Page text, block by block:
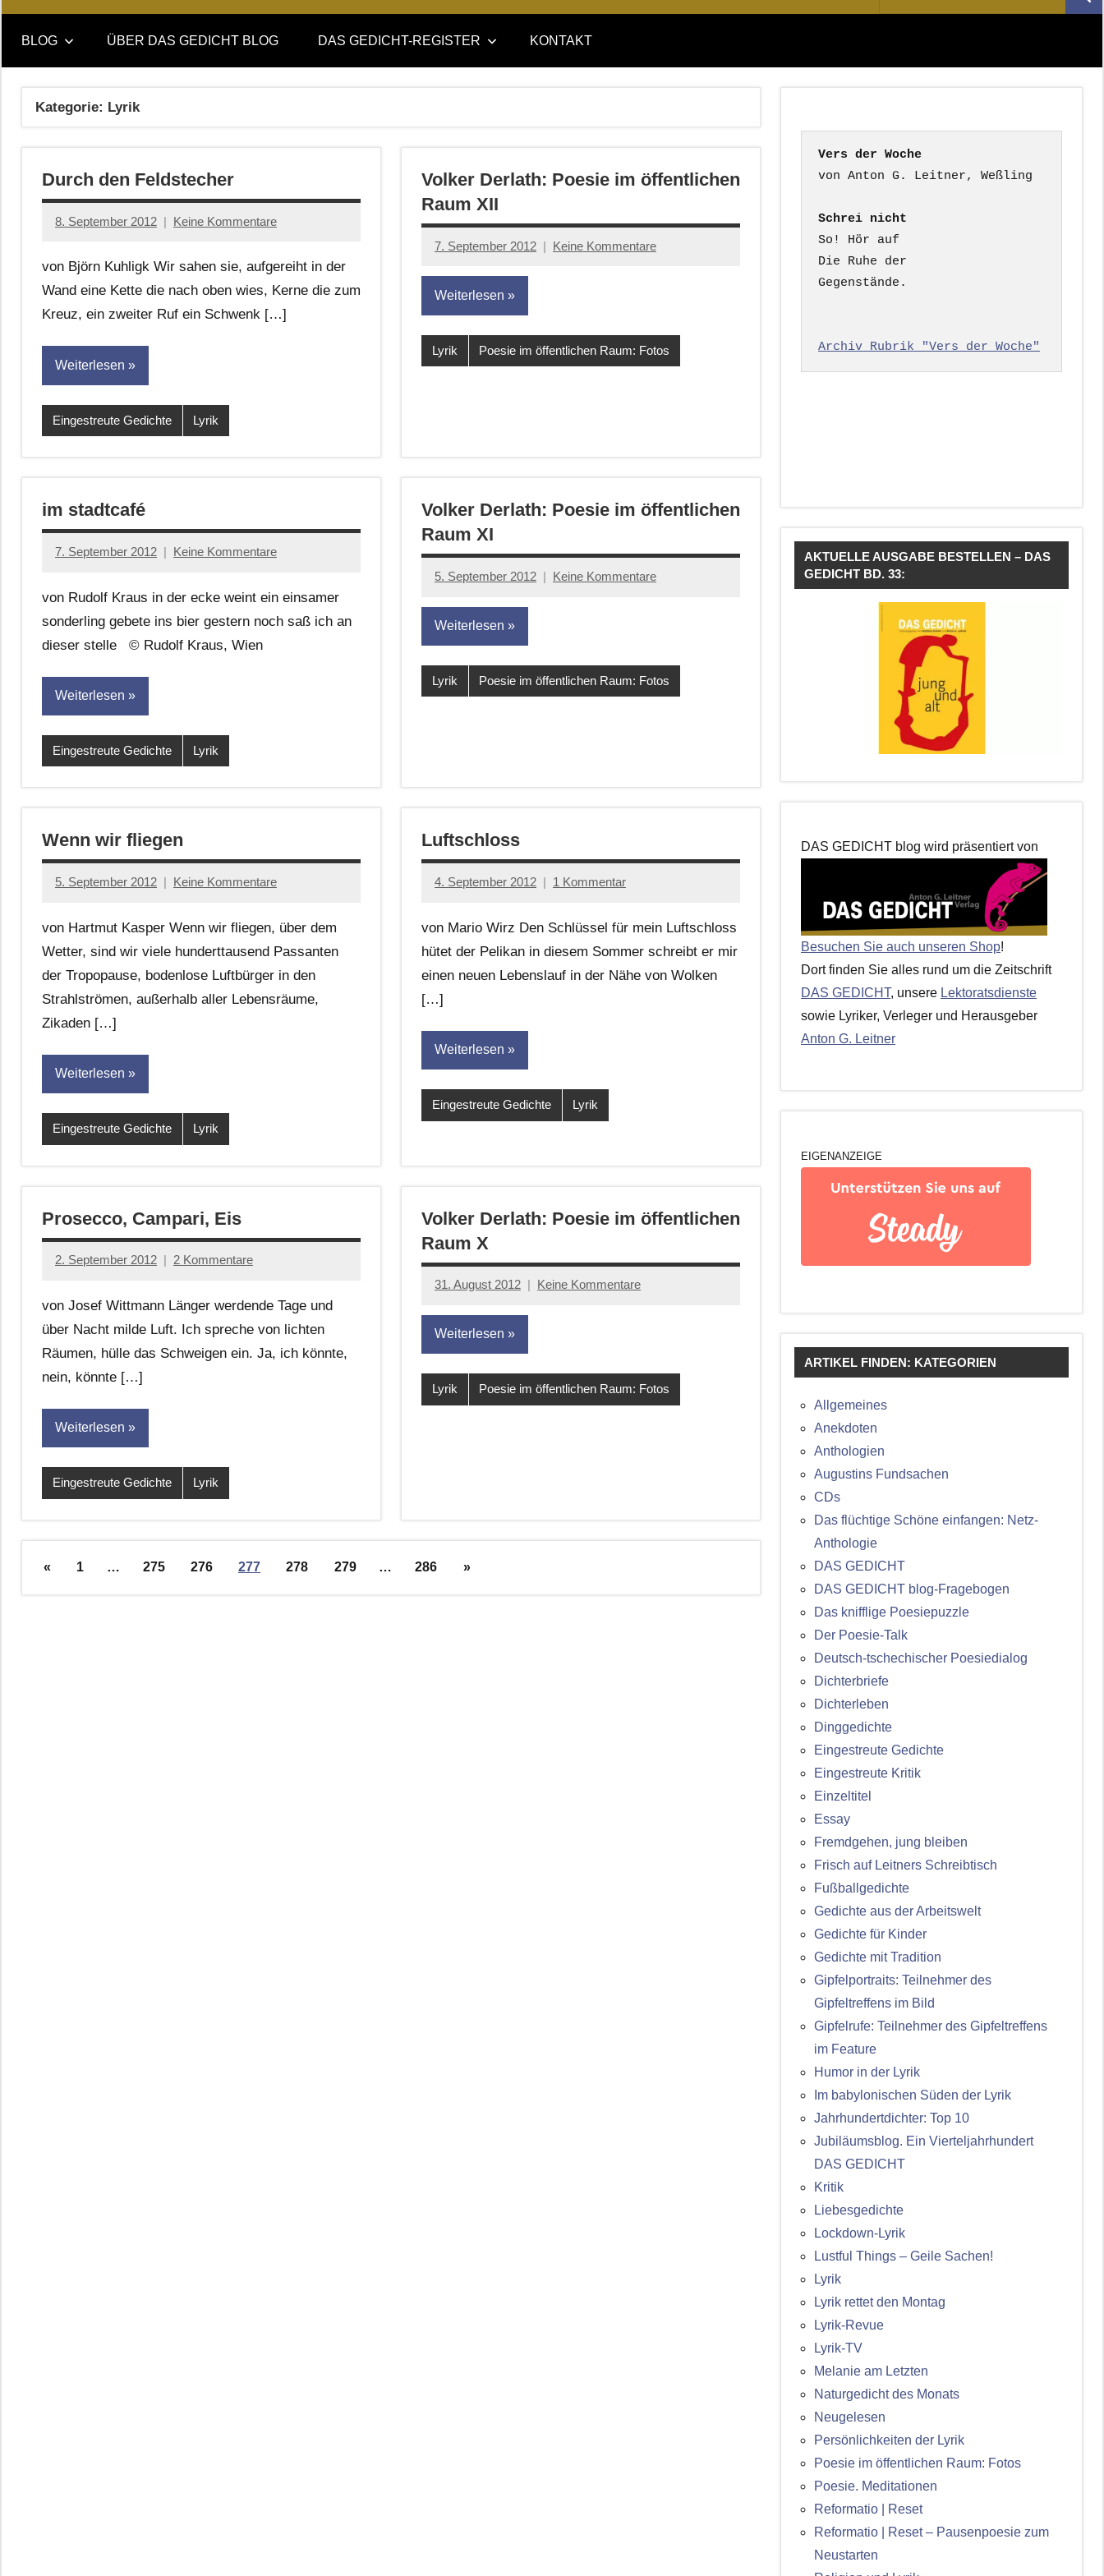
DAS
GEDICHT
blog
DAS
GEDICHT.
Zeitschrift
nach:
BLOG ÜBER DAS GEDICHT BLOG DAS GEDICHT-REGISTER KONTAKT
Kategorie: Lyrik
Durch den Feldstecher
8. September 2012
Anton
Leitner
Keine Kommentare
von Björn Kuhligk Wir sahen sie, aufgereiht in der
Wand eine Kette die nach oben wies, Kerne die zum
Kreuz, ein zweiter Ruf ein Schwenk […]
Weiterlesen
Eingestreute Gedichte Lyrik
Volker Derlath: Poesie im öffentlichen
Raum XII
7. September 2012
Anton
G.
Leitner
Keine Kommentare
Weiterlesen
Lyrik Poesie im öffentlichen Raum: Fotos
im stadtcafé
7. September 2012
Anton
Leitner
Keine Kommentare
von Rudolf Kraus in der ecke weint ein einsamer
sonderling gebete ins bier gestern noch saß ich an
dieser stelle © Rudolf Kraus, Wien
Weiterlesen
Eingestreute Gedichte Lyrik
Volker Derlath: Poesie im öffentlichen
Raum XI
5. September 2012
Anton
G.
Leitner
Keine Kommentare
Weiterlesen
Lyrik Poesie im öffentlichen Raum: Fotos
Wenn wir fliegen
5. September 2012
Anton
Leitner
Keine Kommentare
von Hartmut Kasper Wenn wir fliegen, über dem
Wetter, sind wir viele hunderttausend Passanten
der Tropopause, bodenlose Luftbürger in den
Strahlströmen, außerhalb aller Lebensräume,
Zikaden […]
Weiterlesen
Eingestreute Gedichte Lyrik
Luftschloss
4. September 2012
Anton
Leitner
1 Kommentar
von Mario Wirz Den Schlüssel für mein Luftschloss
hütet der Pelikan in diesem Sommer schreibt er mir
einen neuen Lebenslauf in der Nähe von Wolken
[…]
Weiterlesen
Eingestreute Gedichte Lyrik
Prosecco, Campari, Eis
2. September 2012
Anton
Leitner
2 Kommentare
von Josef Wittmann Länger werdende Tage und
über Nacht milde Luft. Ich spreche von lichten
Räumen, hülle das Schweigen ein. Ja, ich könnte,
nein, könnte […]
Weiterlesen
Eingestreute Gedichte Lyrik
Volker Derlath: Poesie im öffentlichen
Raum X
31. August 2012
Anton
G.
Leitner
Keine Kommentare
Weiterlesen
Lyrik Poesie im öffentlichen Raum: Fotos
Seitennummerierung
Beiträge
«Vorherige
1 … 275 276 277 278 279 … 286
Nächste
»
Vers der Woche
Schrei nicht
So! Hör auf
Die Ruhe der
Gegenstände.
Archiv Rubrik "Vers der Woche"
AKTUELLE AUSGABE BESTELLEN – DAS
GEDICHT BD. 33:
DAS GEDICHT blog wird präsentiert von
Besuchen Sie auch unseren Shop!
Dort finden Sie alles rund um die Zeitschrift
DAS GEDICHT, unsere Lektoratsdienste
sowie Lyriker, Verleger und Herausgeber
Anton G. Leitner
EIGENANZEIGE
ARTIKEL FINDEN: KATEGORIEN
Allgemeines
Anekdoten
Anthologien
Augustins Fundsachen
CDs
Das flüchtige Schöne einfangen: Netz-
Anthologie
DAS GEDICHT
DAS GEDICHT blog-Fragebogen
Das knifflige Poesiepuzzle
Der Poesie-Talk
Deutsch-tschechischer Poesiedialog
Dichterbriefe
Dichterleben
Dinggedichte
Eingestreute Gedichte
Eingestreute Kritik
Einzeltitel
Essay
Fremdgehen, jung bleiben
Frisch auf Leitners Schreibtisch
Fußballgedichte
Gedichte aus der Arbeitswelt
Gedichte für Kinder
Gedichte mit Tradition
Gipfelportraits: Teilnehmer des
Gipfeltreffens im Bild
Gipfelrufe: Teilnehmer des Gipfeltreffens
im Feature
Humor in der Lyrik
Im babylonischen Süden der Lyrik
Jahrhundertdichter: Top 10
Jubiläumsblog. Ein Vierteljahrhundert
DAS GEDICHT
Kritik
Liebesgedichte
Lockdown-Lyrik
Lustful Things – Geile Sachen!
Lyrik
Lyrik rettet den Montag
Lyrik-Revue
Lyrik-TV
Melanie am Letzten
Naturgedicht des Monats
Neugelesen
Persönlichkeiten der Lyrik
Poesie im öffentlichen Raum: Fotos
Poesie. Meditationen
Reformatio | Reset
Reformatio | Reset – Pausenpoesie zum
Neustarten